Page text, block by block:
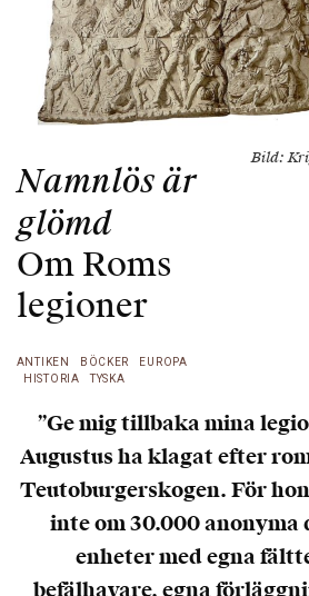
Namnlös är
glömd
Om Roms
legioner
ANTIKEN BÖCKER
EUROPA
HISTORIA
TYSKA
Bild:
”Ge mig tillbaka mina
Augustus ha klagat efter
Teutoburgerskogen. För
inte om 30.000 anonyma
enheter med egna
befälhavare, egna